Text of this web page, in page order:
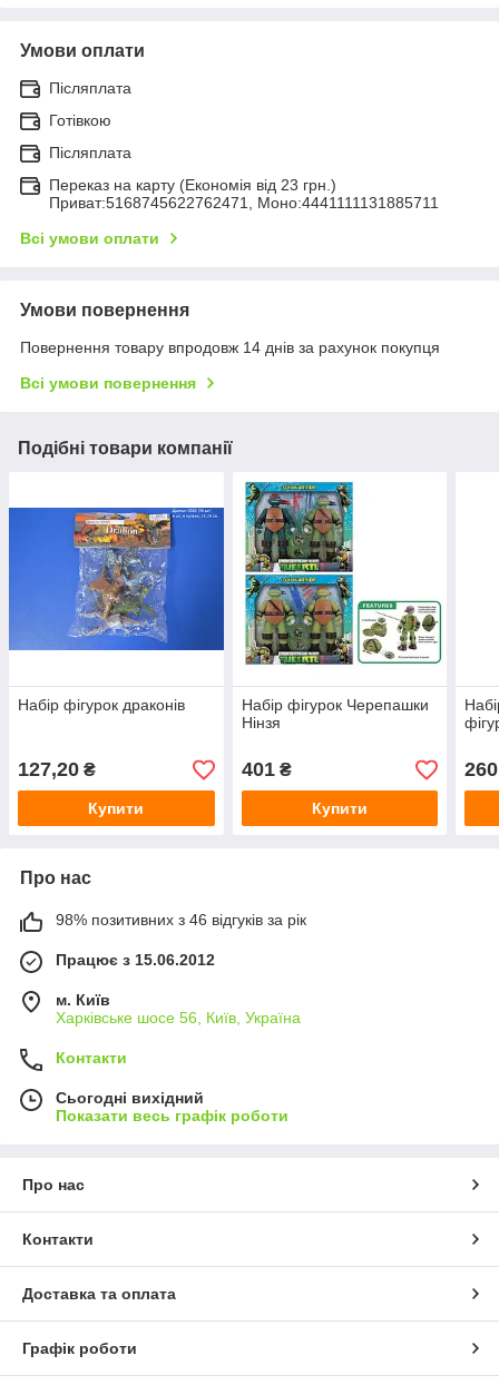
Умови оплати
Післяплата
Готівкою
Післяплата
Переказ на карту (Економія від 23 грн.)
Приват:5168745622762471, Моно:4441111131885711
Всі умови оплати
Умови повернення
Повернення товару впродовж 14 днів за рахунок покупця
Всі умови повернення
Подібні товари компанії
Набір фігурок драконів
127,20 ₴
Купити
Набір фігурок Черепашки
Нінзя
401₴
Купити
260
Про нас
98% позитивних з 46 відгуків за рік
Працює з 15.06.2012
м. Київ
Харківське шосе 56, Київ, Україна
Контакти
Сьогодні вихідний
Показати весь графік роботи
Про нас
Контакти
Доставка та оплата
Графік роботи